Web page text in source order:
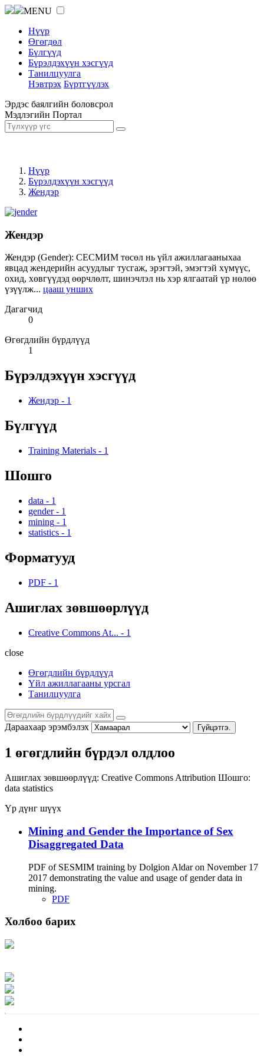
MENU
Нүүр
Өгөгдөл
Бүлгүүд
Бүрэлдэхүүн хэсгүүд
Танилцуулга
Нэвтрэх Бүртгүүлэх
Эрдэс баялгийн боловсрол
Мэдлэгийн Портал
Нүүр
Бүрэлдэхүүн хэсгүүд
Жендэр
Жендэр
Жендэр (Gender): СЕСМИМ төсөл нь үйл ажиллагааныхаа
явцад жендерийн асуудлыг тусгаж, эрэгтэй, эмэгтэй хүмүүс,
охид, хөвгүүдэд өөрчлөлт, шинэчлэл нь хэр ялгаатай үр нөлөө
үзүүлж... цааш унших
Дагагчид
0
Өгөгдлийн бүрдлүүд
1
Бүрэлдэхүүн хэсгүүд
Жендэр - 1
Бүлгүүд
Training Materials - 1
Шошго
data - 1
gender - 1
mining - 1
statistics - 1
Форматууд
PDF - 1
Ашиглах зөвшөөрлүүд
Creative Commons At... - 1
close
Өгөгдлийн бүрдлүүд
Үйл ажиллагааны урсгал
Танилцуулга
Дараахаар эрэмбэлэх Гүйцэтгэ.
1 өгөгдлийн бүрдэл олдлоо
Ашиглах зөвшөөрлүүд: Creative Commons Attribution Шошго:
data statistics
Үр дүнг шүүх
Mining and Gender the Importance of Sex
Disaggregated Data
PDF of SESMIM training by Dolgion Aldar on November 17
2017 demonstrating the value and usage of gender data in
mining.
PDF
Холбоо барих